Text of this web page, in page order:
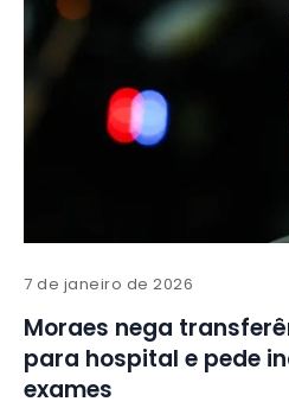
7 de janeiro de 2026
Moraes nega
para hospital e pede
exames